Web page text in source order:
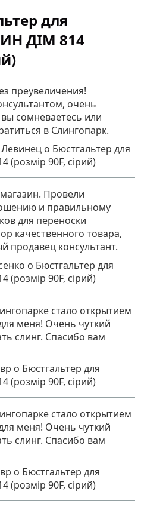
для
ДІМ 814
преувеличения!
очень
сомневаетесь или
в Слингопарк.
Левинец о Бюстгальтер для
90F, сірий)
Провели
и правильному
для переноски
качественного товара,
продавец консультант.
о Бюстгальтер для
90F, сірий)
стало открытием
меня! Очень чуткий
слинг. Спасибо вам
о Бюстгальтер для
90F, сірий)
стало открытием
меня! Очень чуткий
слинг. Спасибо вам
о Бюстгальтер для
90F, сірий)